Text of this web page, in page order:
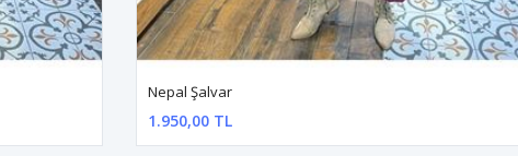
Nepal Şalvar
1.950,00 TL